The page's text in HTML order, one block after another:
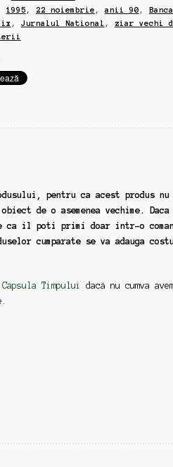
1995 , 22 noiembrie ,anii 90 ,
Banca
, Jurnalul National , ziar vechi
pentru ca acest produs nu
de o asemenea vechime. Daca
ca il poti primi doar intr-o
cumparate se va adauga
Capsula Timpului
dacă nu cumva